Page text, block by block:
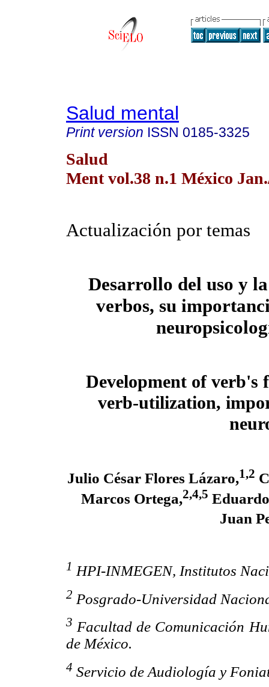
Salud mental
Print version ISSN 0185-3325
Salud
Ment vol.38 n.1 México
Actualización por temas
Desarrollo del uso y
verbos, su
Development of verb's
verb-utilization,
Julio César Flores Lázaro,1,2
Marcos Ortega,2,4,5
Juan
1 HPI-INMEGEN, Institutos
2 Posgrado-Universidad
3 Facultad de Comunicación
de México.
4 Servicio de Audiología y